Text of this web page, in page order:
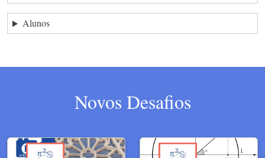
Alunos
Novos Desafios